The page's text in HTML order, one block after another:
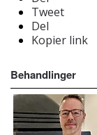
Tweet
Del
Kopier link
Behandlinger